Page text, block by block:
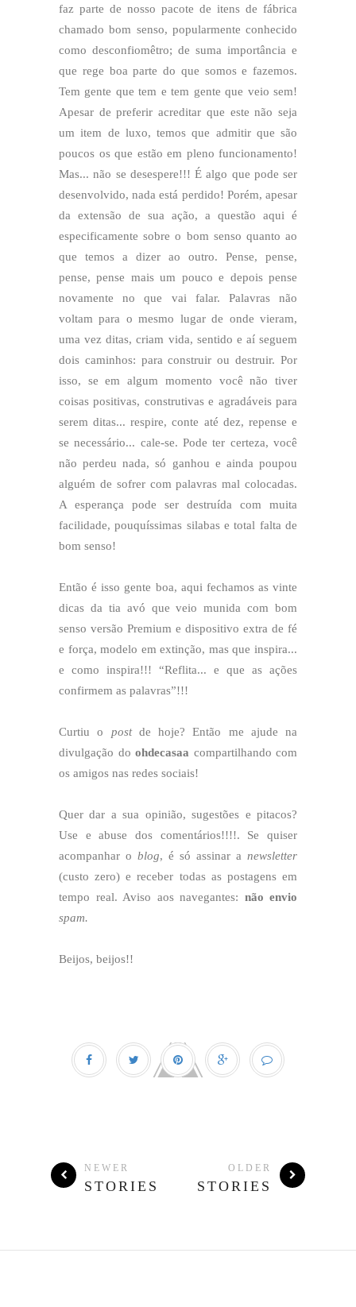
faz parte de nosso pacote de itens de fábrica
chamado bom senso, popularmente conhecido
como desconfiomêtro; de suma importância e
que rege boa parte do que somos e fazemos.
Tem gente que tem e tem gente que veio sem!
Apesar de preferir acreditar que este não seja
um item de luxo, temos que admitir que são
poucos os que estão em pleno funcionamento!
Mas... não se desespere!!! É algo que pode ser
desenvolvido, nada está perdido! Porém, apesar
da extensão de sua ação, a questão aqui é
especificamente sobre o bom senso quanto ao
que temos a dizer ao outro. Pense, pense,
pense, pense mais um pouco e depois pense
novamente no que vai falar. Palavras não
voltam para o mesmo lugar de onde vieram,
uma vez ditas, criam vida, sentido e aí seguem
dois caminhos: para construir ou destruir. Por
isso, se em algum momento você não tiver
coisas positivas, construtivas e agradáveis para
serem ditas... respire, conte até dez, repense e
se necessário... cale-se. Pode ter certeza, você
não perdeu nada, só ganhou e ainda poupou
alguém de sofrer com palavras mal colocadas.
A esperança pode ser destruída com muita
facilidade, pouquíssimas silabas e total falta de
bom senso!
Então é isso gente boa, aqui fechamos as vinte
dicas da tia avó que veio munida com bom
senso versão Premium e dispositivo extra de fé
e força, modelo em extinção, mas que inspira...
e como inspira!!! “Reflita... e que as ações
confirmem as palavras”!!!
Curtiu o postde hoje? Então me ajude na
divulgação do ohdecasaa compartilhando com
os amigos nas redes sociais!
Quer dar a sua opinião, sugestões e pitacos?
Use e abuse dos comentários!!!!. Se quiser
acompanhar o blog, é só assinar a newsletter
(custo zero) e receber todas as postagens em
tempo real. Aviso aos navegantes: não envio
spam.
Beijos, beijos!!
NEWER
STORIES
OLDER
STORIES